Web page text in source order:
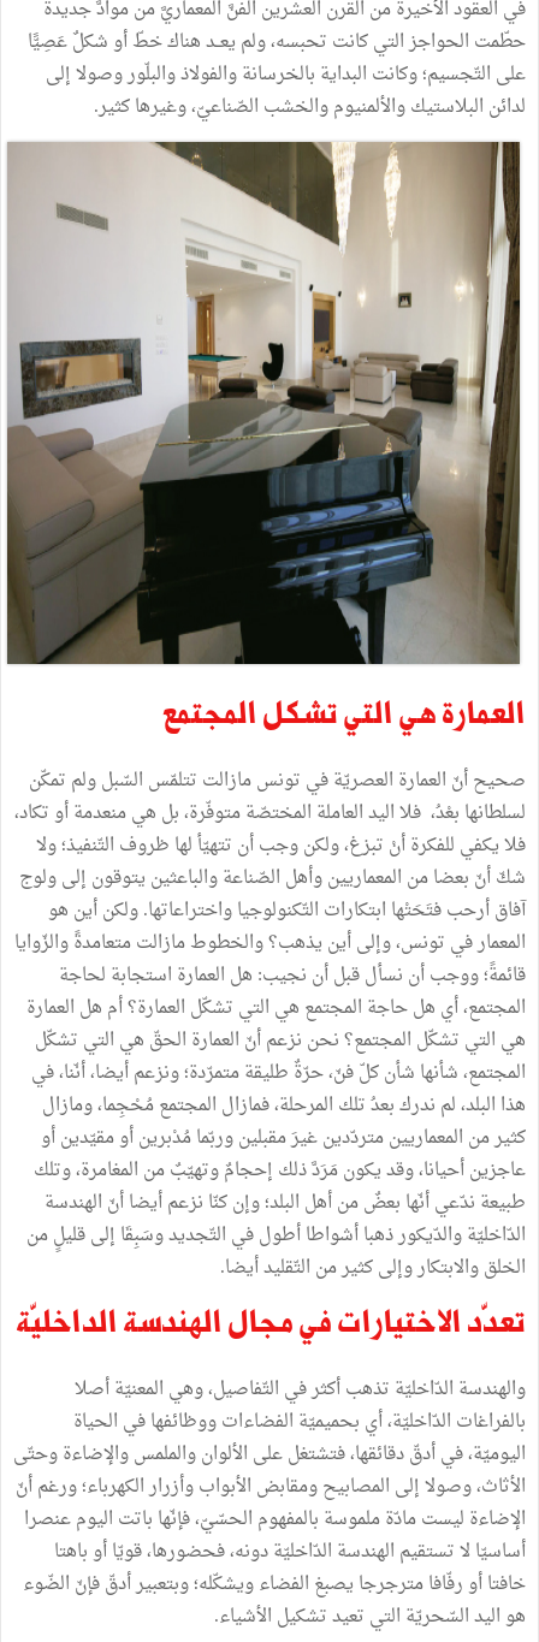
في العقودالأخيرةمن القرن العشرين الفنَّ المعماريَّمنموادَّجديدة
حطّمت الحواجزالتيكانت تحبسه،ولم يعــدهناكخطّأوشكلٌعَصِيًّا
على التّجسيم؛وكانت البداية بالخرسانةوالفولاذوالبلّوروصولاإلى
لدائن البلاستيكوالألمنيوموالخشب الصّناعيّ،وغيرهاكثير.
العمارة هي التي تشكل المجتمع
صحيحأنّ العمارة العصريّةفي تونسمازالت تتلمّس السّبلولم تمكّن
لسلطانها بعْدُ، فلااليدالعاملة المختصّةمتوفّرة،بل هيمنعدمةأوتكاد،
فلايكفي للفكرةأنْ تبزغ،ولكنوجبأن تتهيّألها ظروف التّنفيذ؛ولا
شكّأنّ بعضامن المعماريينوأهل الصّناعةوالباعثين يتوقون إلىولوج
آفاقأرحبفتَحَتْها ابتكارات التّكنولوجياواختراعاتها.ولكنأين هو
المعمارفي تونس،وإلىأين يذهب؟والخطوطمازالتمتعامدةًوالزّوايا
قائمةً؛ووجبأن نسألقبلأن نجيب: هل العمارة استجابة لحاجة
المجتمع،أي هلحاجة المجتمع هي التي تشكّل العمارة؟أم هل العمارة
هي التي تشكّل المجتمع؟نحن نزعمأنّ العمارة الحقّ هي التي تشكّل
المجتمع،شأنها شأنكلّفنّ،حرّةٌ طليقةمتمرّدة؛ونزعمأيضا،أنّنا،في
هذا البلد،لم ندركبعدُتلك المرحلة،فمازال المجتمعمُحْجِما،ومازال
كثيرمن المعماريينمتردّدينغيرَمقبلينوربّمامُدْبرينأومقيّدينأو
عاجزينأحيانا،وقديكونمَرَدَّذلك إحجامٌوتهيّبٌمن المغامرة،وتلك
طبيعة ندّعيأنّها بعضٌمنأهل البلد؛وإنكنّا نزعمأيضاأنّ الهندسة
الدّاخليّةوالدّيكورذهباأشواطاأطولفي التّجديدوسَبِقَا إلىقليلٍمن
الخلقوالابتكاروإلىكثيرمن التّقليدأيضا.
تعدّد الاختيارات في مجال الهندسة الداخليّة
والهندسة الدّاخليّة تذهبأكثرفي التّفاصيل،وهي المعنيّةأصلا
بالفراغات الدّاخليّة،أي بحميميّة الفضاءاتووظائفهافي الحياة
اليوميّة،فيأدقّدقائقها،فتشتغلعلى الألوانوالملمسوالإضاءةوحتّى
الأثاث،وصولاإلى المصابيحومقابض الأبوابوأزرارالكهرباء؛ورغمأنّ
الإضاءة ليستمادّةملموسة بالمفهوم الحسّيّ،فإنّها باتت اليومعنصرا
أساسيّا لاتستقيم الهندسة الدّاخليّةدونه،فحضورها،قويّاأوباهتا
خافتاأورفّافامترجرجا يصبغ الفضاءويشكّله؛وبتعبيرأدقّفإنّ الضّوء
هواليدالسّحريّة التي تعيدتشكيل الأشياء.